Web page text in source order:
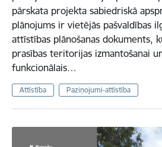
pārskata projekta sabiedriskā
plānojums ir vietējās pašvaldības
attīstības plānošanas dokuments,
prasības teritorijas izmantošanai
funkcionālais…
Attīstība Paziņojumi-attīstība